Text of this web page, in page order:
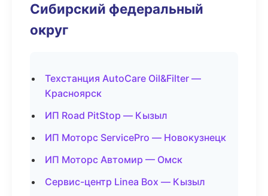
Сибирский федеральный
округ
Техстанция AutoCare Oil&Filter —
Красноярск
ИП Road PitStop — Кызыл
ИП Моторс ServicePro — Новокузнецк
ИП Моторс Автомир — Омск
Сервис-центр Linea Box — Кызыл